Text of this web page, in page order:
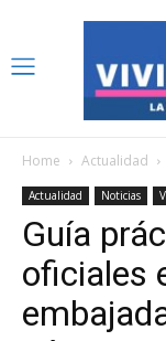
Home Actualidad
Actualidad Noticias
Guía
oficiales